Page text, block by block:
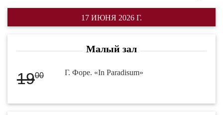
17 ИЮНЯ 2026 Г.
Малый зал
1900 Г. Форе. «In Paradisum»